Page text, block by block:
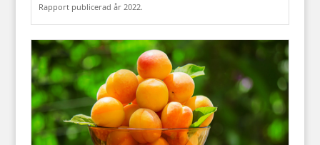
Rapport publicerad år 2022.